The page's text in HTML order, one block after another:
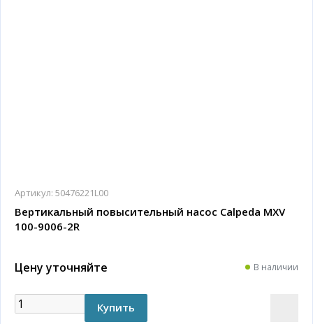
Артикул: 50476221L00
Вертикальный повысительный насос Calpeda MXV
100-9006-2R
Цену уточняйте В наличии